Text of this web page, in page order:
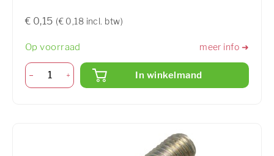
€ 0,15 (€ 0,18 incl. btw)
Op voorraad meer info ➜
In winkelmand